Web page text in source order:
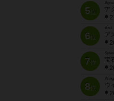
5位
ア
6位
Azul
ア
7位
宝
8位
ウ